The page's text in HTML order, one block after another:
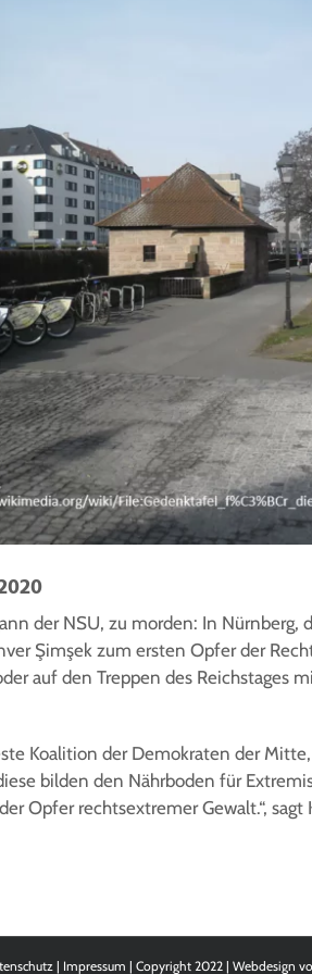
der NSU, zu morden: In
Şimşek zum ersten Opfer der
auf den Treppen des Reichstages
Koalition der Demokraten der
bilden den Nährboden für
Opfer rechtsextremer Gewalt.“,
| Impressum | Copyright 2022 | Webdesign